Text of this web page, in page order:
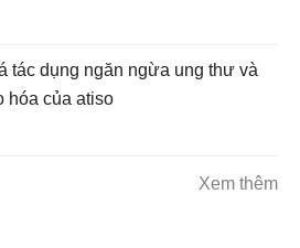
tác dụng ngăn ngừa ung thư và
hóa của atiso
Xem thêm